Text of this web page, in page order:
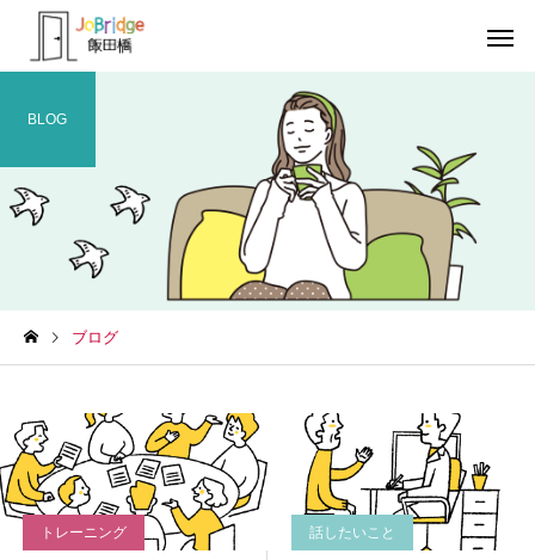
サービス案内 トレーニン
利用者の声 就労先・実
トレーニング
働き続けるための土台
トレーニング
全力禁止のススメ
BLOG
ブログ
トレーニング 話したいこと